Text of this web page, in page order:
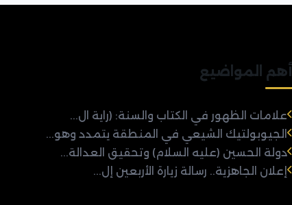
أهم المواضيع
علامات الظهور في الكتاب والسنة: (راية ال...
الجيوبولتيك الشيعي في المنطقة يتمدد وهو...
دولة الحسين (عليه السلام) وتحقيق العدالة...
إعلان الجاهزية.. رسالة زيارة الأربعين إل...